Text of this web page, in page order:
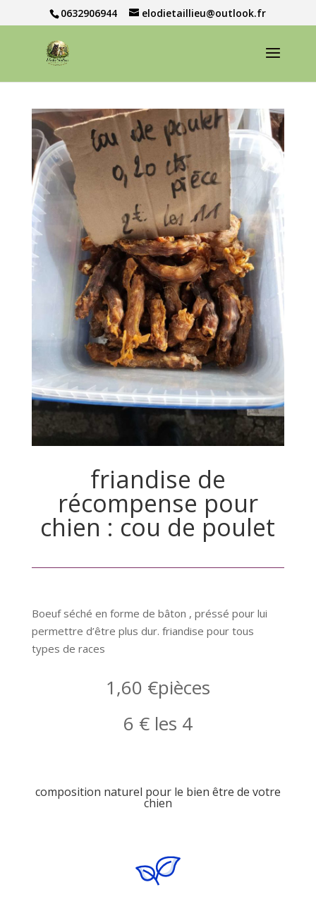
0632906944 elodietaillieu@outlook.fr
friandise de
récompense pour
chien : cou de poulet
Boeuf séché en forme de bâton , préssé pour lui
permettre d’être plus dur. friandise pour tous
types de races
1,60 €pièces
6 € les 4
composition naturel pour le bien être de votre
chien